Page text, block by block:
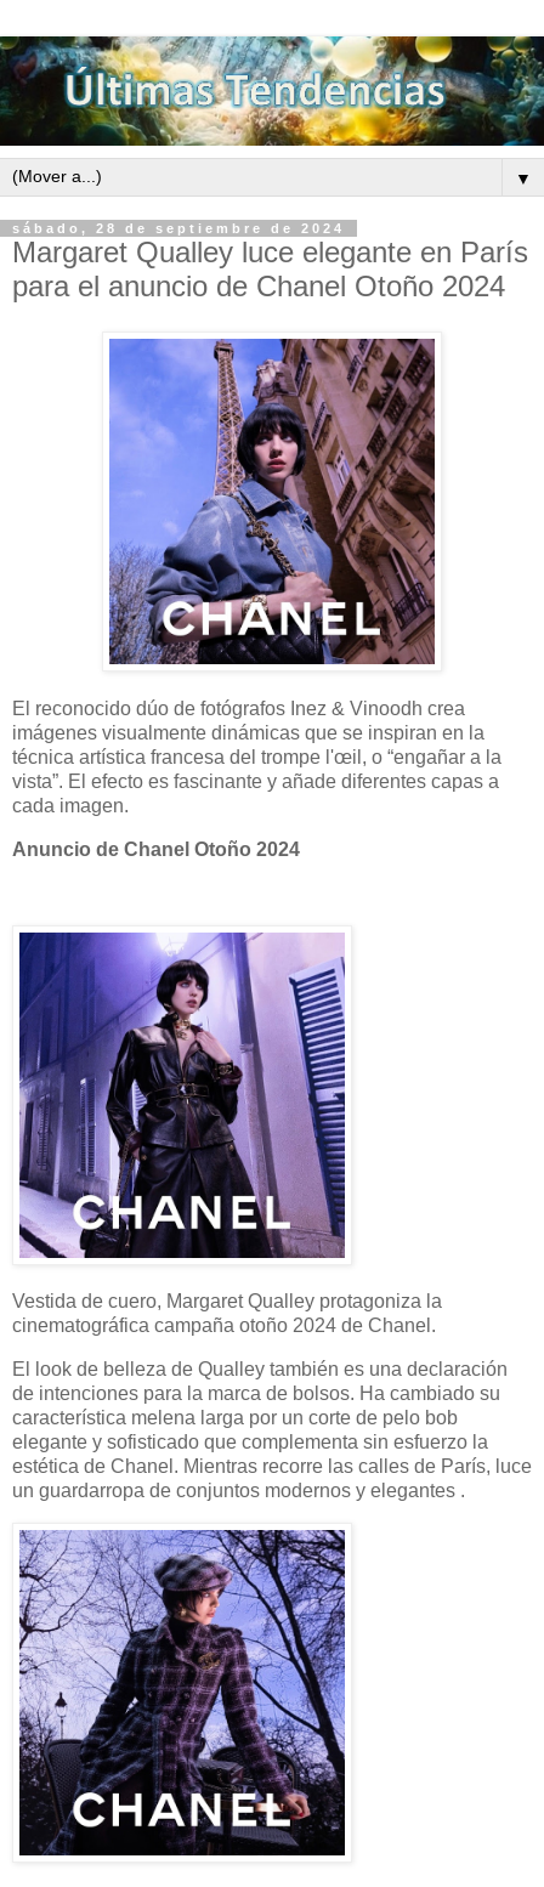
▼
sábado, 28 de septiembre de 2024
Margaret Qualley luce elegante en París
para el anuncio de Chanel Otoño 2024
El reconocido dúo de fotógrafos Inez & Vinoodh crea
imágenes visualmente dinámicas que se inspiran en la
técnica artística francesa del trompe l'œil, o “engañar a la
vista”. El efecto es fascinante y añade diferentes capas a
cada imagen.
Anuncio de Chanel Otoño 2024
Vestida de cuero, Margaret Qualley protagoniza la
cinematográfica campaña otoño 2024 de Chanel.
El look de belleza de Qualley también es una declaración
de intenciones para la marca de bolsos. Ha cambiado su
característica melena larga por un corte de pelo bob
elegante y sofisticado que complementa sin esfuerzo la
estética de Chanel. Mientras recorre las calles de París, luce
un guardarropa de conjuntos modernos y elegantes .